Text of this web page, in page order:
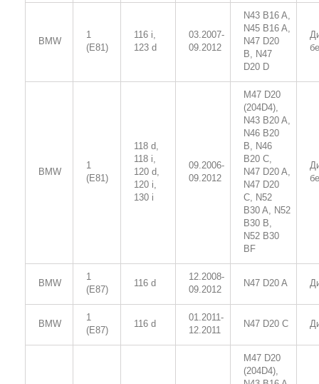
BMW
1
(E81)
116 i,
123 d
03.2007-
09.2012
N43 B16 A,
N45 B16 A,
N47 D20
B, N47
D20 D
BMW
1
(E81)
118 d,
118 i,
120 d,
120 i,
130 i
09.2006-
09.2012
M47 D20
(204D4),
N43 B20 A,
N46 B20
B, N46
B20 C,
N47 D20 A,
N47 D20
C, N52
B30 A, N52
B30 B,
N52 B30
BF
BMW
1
(E87)
116 d
12.2008-
09.2012
N47 D20 A
BMW
1
(E87)
116 d
01.2011-
12.2011
N47 D20 C
M47 D20
(204D4),